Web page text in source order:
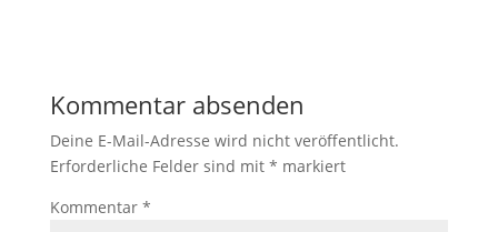
Kommentar absenden
Deine E-Mail-Adresse wird nicht veröffentlicht.
Erforderliche Felder sind mit * markiert
Kommentar *